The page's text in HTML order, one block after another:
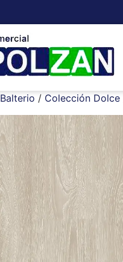
Balterio / Colección Dolce